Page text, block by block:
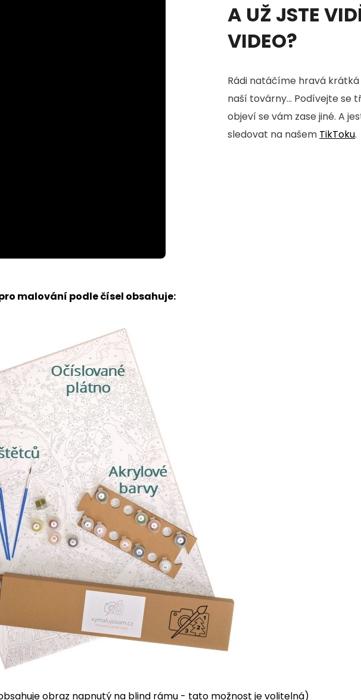
57.05%
A UŽ JSTE
VIDEO?
Rádi natáčíme hravá krátká
naší továrny... Podívejte se
objeví se vám zase jiné. A
sledovat na našem TikToku.
malování podle čísel obsahuje:
obraz napnutý na blind rámu - tato možnost je volitelná)